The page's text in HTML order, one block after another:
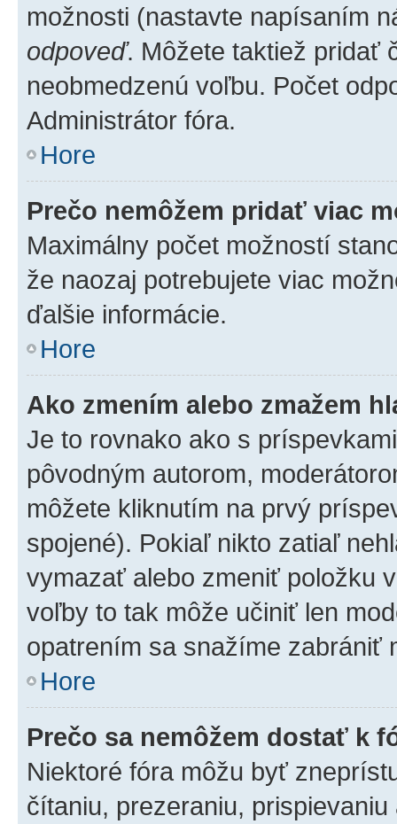
možnosti (nastavte napísaním
odpoveď. Môžete taktiež pridať
neobmedzenú voľbu. Počet
Administrátor fóra.
Hore
Prečo nemôžem pridať viac
Maximálny počet možností
že naozaj potrebujete viac
ďalšie informácie.
Hore
Ako zmením alebo zmažem
Je to rovnako ako s
pôvodným autorom,
môžete kliknutím na prvý
spojené). Pokiaľ nikto zatiaľ
vymazať alebo zmeniť položku
voľby to tak môže učiniť len
opatrením sa snažíme zabrániť
Hore
Prečo sa nemôžem dostať k
Niektoré fóra môžu byť
čítaniu, prezeraniu,